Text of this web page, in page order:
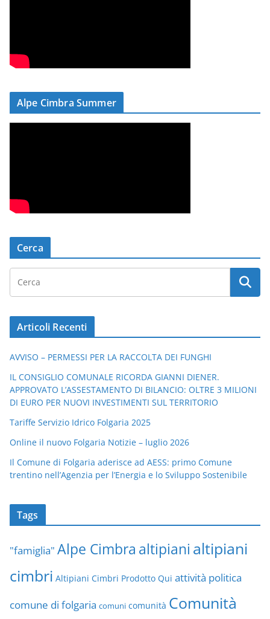
Alpe Cimbra Summer
Cerca
Articoli Recenti
AVVISO – PERMESSI PER LA RACCOLTA DEI FUNGHI
IL CONSIGLIO COMUNALE RICORDA GIANNI DIENER.
APPROVATO L’ASSESTAMENTO DI BILANCIO: OLTRE 3 MILIONI
DI EURO PER NUOVI INVESTIMENTI SUL TERRITORIO
Tariffe Servizio Idrico Folgaria 2025
Online il nuovo Folgaria Notizie – luglio 2026
Il Comune di Folgaria aderisce ad AESS: primo Comune
trentino nell’Agenzia per l’Energia e lo Sviluppo Sostenibile
Tags
"famiglia" Alpe Cimbra altipiani altipiani
cimbri Altipiani Cimbri Prodotto Qui attività politica
comune di folgaria comuni comunità Comunità